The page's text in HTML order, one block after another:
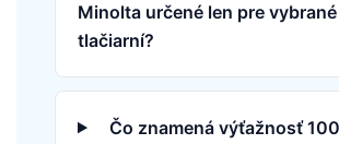
Minolta určené len pre
tlačiarní?
Čo znamená výťažnosť